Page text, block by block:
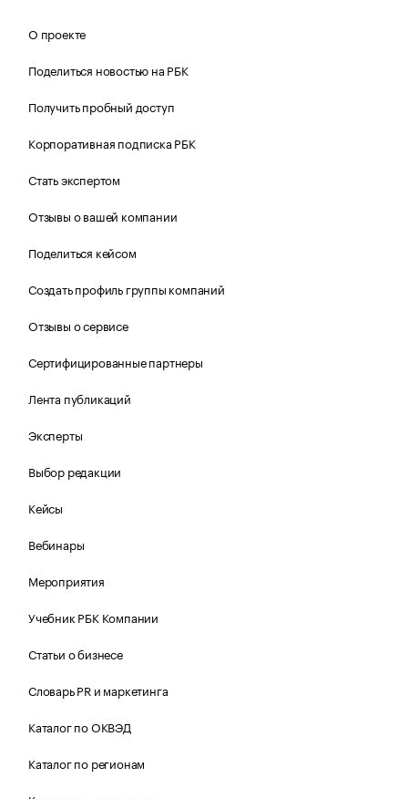
О проекте
Поделиться новостью на РБК
Получить пробный доступ
Корпоративная подписка РБК
Стать экспертом
Отзывы о вашей компании
Поделиться кейсом
Создать профиль группы компаний
Отзывы о сервисе
Сертифицированные партнеры
Лента публикаций
Эксперты
Выбор редакции
Кейсы
Вебинары
Мероприятия
Учебник РБК Компании
Статьи о бизнесе
Словарь PR и маркетинга
Каталог по ОКВЭД
Каталог по регионам